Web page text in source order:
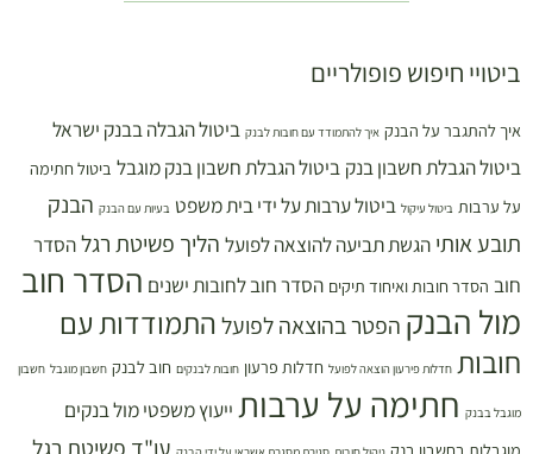
ביטויי חיפוש פופולריים
איך להתגבר על הבנק איך להתמודד עם חובות לבנק ביטול הגבלה בבנק ישראל
ביטול הגבלת חשבון בנק ביטול הגבלת חשבון בנק מוגבל ביטול חתימה
על ערבות ביטול עיקול ביטול ערבות על ידי בית משפט בעיות עם הבנק הבנק
תובע אותי הגשת תביעה להוצאה לפועל הליך פשיטת רגל הסדר
חוב הסדר חובות ואיחוד תיקים הסדר חוב לחובות ישנים הסדר חוב
מול הבנק הפטר בהוצאה לפועל התמודדות עם
חובות חדלות פירעון הוצאה לפועל חדלות פרעון חובות לבנקים חוב לבנק חשבון מוגבל חשבון
מוגבל בבנק חתימה על ערבות ייעוץ משפטי מול בנקים
עו"ד פשיטת רגל